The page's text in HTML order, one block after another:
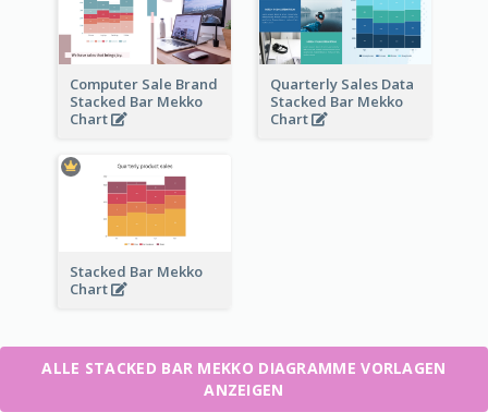
Computer Sale Brand
Stacked Bar Mekko
Chart
Quarterly Sales Data
Stacked Bar Mekko
Chart
Stacked Bar Mekko
Chart
ALLE STACKED BAR MEKKO DIAGRAMME VORLAGEN
ANZEIGEN